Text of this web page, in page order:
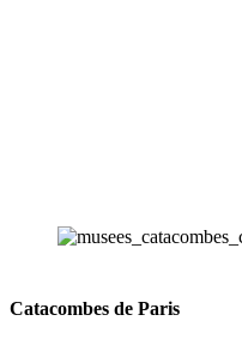
Catacombes de Paris